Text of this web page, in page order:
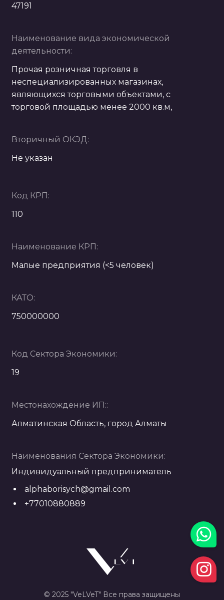
47191
Наименование вида экономической
деятельности:
Прочая розничная торговля в
неспециализированных магазинах,
являющихся торговыми объектами, с
торговой площадью менее 2000 кв.м,
Вторичный ОКЭД:
Не указан
Код КРП:
110
Наименование КРП:
Малые предприятия (<5 человек)
КАТО:
750000000
Код Сектора Экономики:
19
Местонахождение ИП::
Алматинская Область, город Алматы
Наименования Сектора Экономики:
Индивидуальный предприниматель
alphaborisych@gmail.com
+77010880889
© 2025 "VeLVeT" Все права защищены